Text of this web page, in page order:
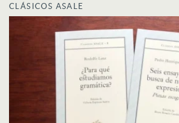
CLÁSICOS ASALE